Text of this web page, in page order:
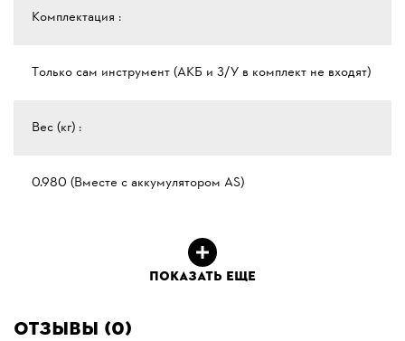
Комплектация :
Только сам инструмент (АКБ и З/У в комплект не входят)
Вес (кг) :
0.980 (Вместе с аккумулятором AS)
ПОКАЗАТЬ ЕЩЕ
Отзывы (0)